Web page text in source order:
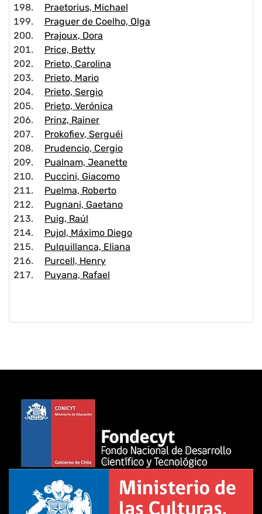
Praetorius, Michael
Praguer de Coelho, Olga
Prajoux, Dora
Price, Betty
Prieto, Carolina
Prieto, Mario
Prieto, Sergio
Prieto, Verónica
Prinz, Rainer
Prokofiev, Serguéi
Prudencio, Cergio
Pualnam, Jeanette
Puccini, Giacomo
Puelma, Roberto
Pugnani, Gaetano
Puig, Raúl
Pujol, Máximo Diego
Pulquillanca, Eliana
Purcell, Henry
Puyana, Rafael